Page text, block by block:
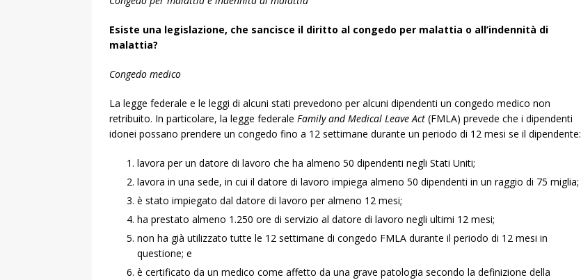
Esiste una legislazione, che sancisce il diritto al congedo per malattia o all’indennità di
malattia?
Congedo medico
La legge federale e le leggi di alcuni stati prevedono per alcuni dipendenti un congedo medico non
retribuito. In particolare, la legge federale Family and Medical Leave Act (FMLA) prevede che i dipendenti
idonei possano prendere un congedo fino a 12 settimane durante un periodo di 12 mesi se il dipendente:
lavora per un datore di lavoro che ha almeno 50 dipendenti negli Stati Uniti;
lavora in una sede, in cui il datore di lavoro impiega almeno 50 dipendenti in un raggio di 75 miglia;
è stato impiegato dal datore di lavoro per almeno 12 mesi;
ha prestato almeno 1.250 ore di servizio al datore di lavoro negli ultimi 12 mesi;
non ha già utilizzato tutte le 12 settimane di congedo FMLA durante il periodo di 12 mesi in
questione; e
è certificato da un medico come affetto da una grave patologia secondo la definizione della